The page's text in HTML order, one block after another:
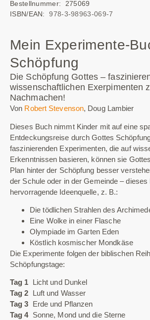
Bestellnummer: 275069
ISBN/EAN:978-3-98963-069-7
Mein Experimente-
Schöpfung
Die Schöpfung Gottes –
wissenschaftlichen Exerpimenten
Nachmachen!
Von Robert Stevenson, Doug Lambier
Dieses Buch nimmt Kinder mit auf eine
Entdeckungsreise durch Gottes
faszinierenden Experimenten, die auf
Erkenntnissen basieren, können sie
Plan hinter der Schöpfung besser
der Schule oder in der Gemeinde – dieses
hervorragende Ideenquelle, z. B.:
Die tödlichen Strahlen des
Eine Wolke in einer Flasche
Olympiade im Garten Eden
Köstlich kosmischer Mondkäse
Die Experimente folgen der biblischen
Schöpfungstage:
Tag 1
Licht und Dunkel
Tag 2 Luft und Wasser
Tag 3 Erde und Pflanzen
Tag 4Sonne, Mond und die Sterne